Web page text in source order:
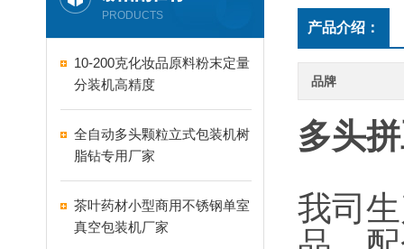
PRODUCTS
10-200克化妆品原料粉末定量
分装机高精度
全自动多头颗粒立式包装机树
脂钻专用厂家
茶叶药材小型商用不锈钢单室
真空包装机厂家
产品介绍：
品牌
多头
我司